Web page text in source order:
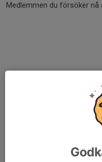
Medlemmen du försöker